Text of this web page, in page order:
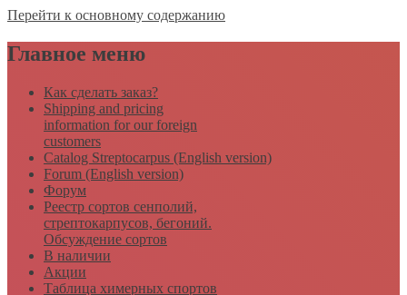
Перейти к основному содержанию
Главное меню
Как сделать заказ?
Shipping and pricing
information for our foreign
customers
Catalog Streptocarpus (English version)
Forum (English version)
Форум
Реестр сортов сенполий,
стрептокарпусов, бегоний.
Обсуждение сортов
В наличии
Акции
Таблица химерных спортов